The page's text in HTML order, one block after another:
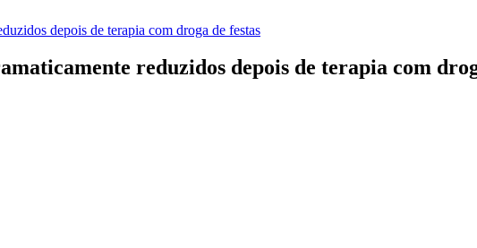
depois de terapia com droga de festas
reduzidos depois de terapia com